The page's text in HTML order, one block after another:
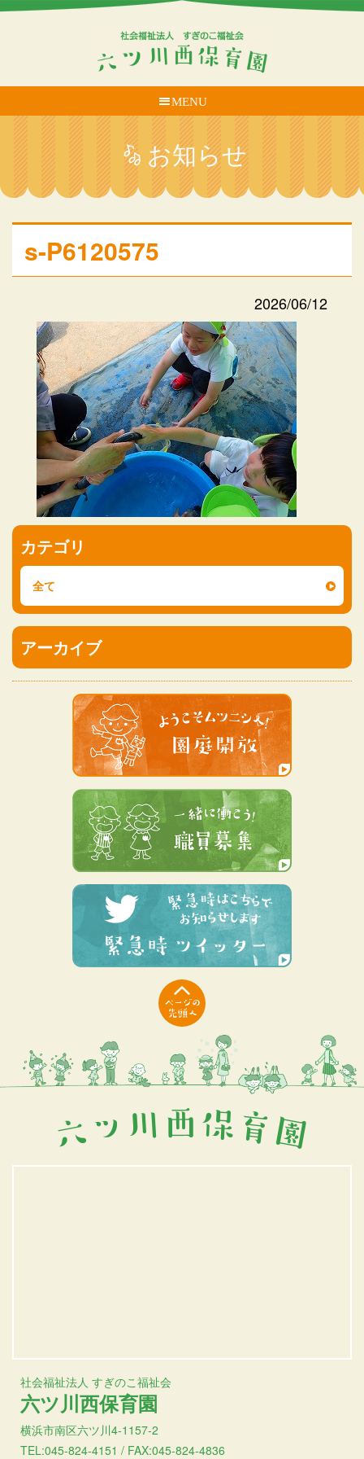
MENU
お知らせ
s-P6120575
2026/06/12
カテゴリ
全て
アーカイブ
社会福祉法人 すぎのこ福祉会
六ツ川西保育園
横浜市南区六ツ川4-1157-2
TEL:045-824-4151 / FAX:045-824-4836